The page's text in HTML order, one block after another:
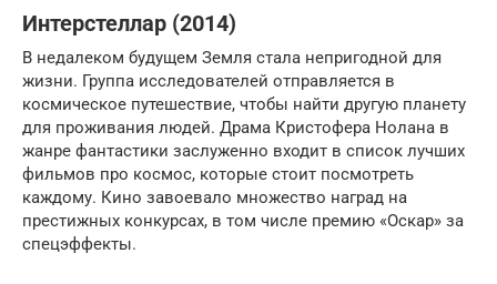
Интерстеллар (2014)
В недалеком будущем Земля стала непригодной для
жизни. Группа исследователей отправляется в
космическое путешествие, чтобы найти другую планету
для проживания людей. Драма Кристофера Нолана в
жанре фантастики заслуженно входит в список лучших
фильмов про космос, которые стоит посмотреть
каждому. Кино завоевало множество наград на
престижных конкурсах, в том числе премию «Оскар» за
спецэффекты.